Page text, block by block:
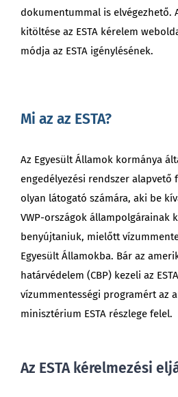
dokumentummal is elvégezhető.
kitöltése az ESTA kérelem
módja az ESTA igénylésének.
Mi az az ESTA?
Az Egyesült Államok kormánya
engedélyezési rendszer alapvető
olyan látogató számára, aki be
VWP-országok állampolgárainak
benyújtaniuk, mielőtt
Egyesült Államokba. Bár az
határvédelem (CBP) kezeli az
vízummentességi programért az
minisztérium ESTA részlege felel.
Az ESTA kérelmezési